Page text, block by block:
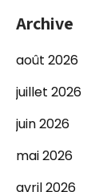
Archive
août 2026
juillet 2026
juin 2026
mai 2026
avril 2026